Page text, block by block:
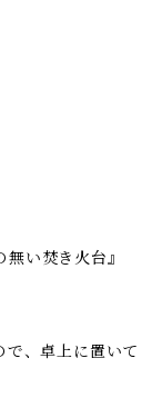
い焚き火台』
、卓上に置いて